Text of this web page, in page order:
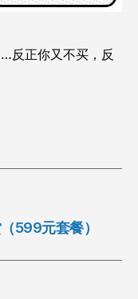
…反正你又不买，反
599元套餐）